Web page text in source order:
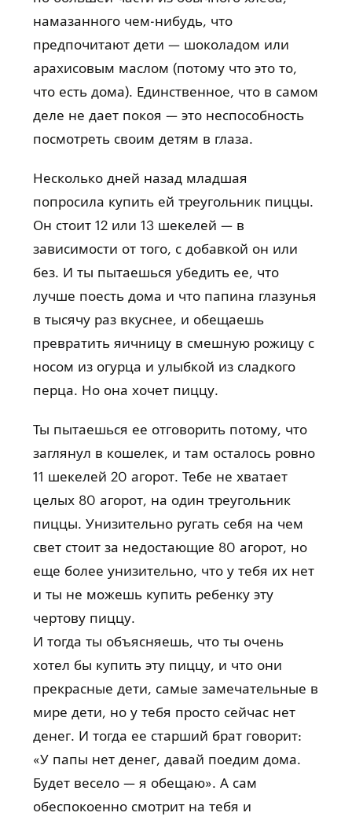
намазанного чем-нибудь, что
предпочитают дети — шоколадом или
арахисовым маслом (потому что это то,
что есть дома). Единственное, что в самом
деле не дает покоя — это неспособность
посмотреть своим детям в глаза.
Несколько дней назад младшая
попросила купить ей треугольник пиццы.
Он стоит 12 или 13 шекелей — в
зависимости от того, с добавкой он или
без. И ты пытаешься убедить ее, что
лучше поесть дома и что папина глазунья
в тысячу раз вкуснее, и обещаешь
превратить яичницу в смешную рожицу с
носом из огурца и улыбкой из сладкого
перца. Но она хочет пиццу.
Ты пытаешься ее отговорить потому, что
заглянул в кошелек, и там осталось ровно
11 шекелей 20 агорот. Тебе не хватает
целых 80 агорот, на один треугольник
пиццы. Унизительно ругать себя на чем
свет стоит за недостающие 80 агорот, но
еще более унизительно, что у тебя их нет
и ты не можешь купить ребенку эту
чертову пиццу.
И тогда ты объясняешь, что ты очень
хотел бы купить эту пиццу, и что они
прекрасные дети, самые замечательные в
мире дети, но у тебя просто сейчас нет
денег. И тогда ее старший брат говорит:
«У папы нет денег, давай поедим дома.
Будет весело — я обещаю». А сам
обеспокоенно смотрит на тебя и